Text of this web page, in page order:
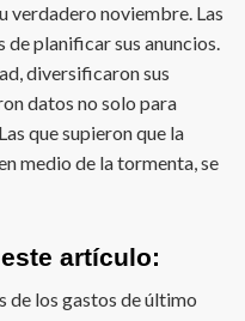
verdadero noviembre. Las
de planificar sus anuncios.
diversificaron sus
datos no solo para
que supieron que la
medio de la tormenta, se
artículo:
de los gastos de último